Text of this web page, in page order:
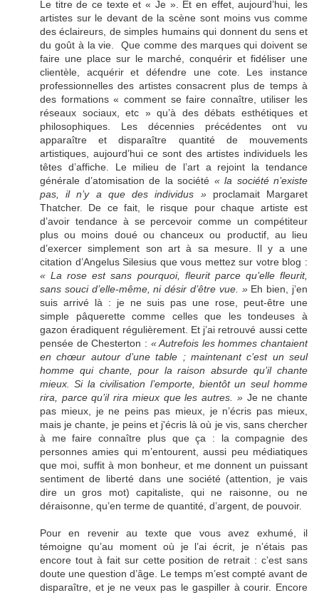
Le titre de ce texte et « Je ». Et en effet, aujourd’hui, les
artistes sur le devant de la scène sont moins vus comme
des éclaireurs, de simples humains qui donnent du sens et
du goût à la vie. Que comme des marques qui doivent se
faire une place sur le marché, conquérir et fidéliser une
clientèle, acquérir et défendre une cote. Les instance
professionnelles des artistes consacrent plus de temps à
des formations « comment se faire connaître, utiliser les
réseaux sociaux, etc » qu’à des débats esthétiques et
philosophiques. Les décennies précédentes ont vu
apparaître et disparaître quantité de mouvements
artistiques, aujourd’hui ce sont des artistes individuels les
têtes d’affiche. Le milieu de l’art a rejoint la tendance
générale d’atomisation de la société « la société n’existe
pas, il n’y a que des individus »proclamait Margaret
Thatcher. De ce fait, le risque pour chaque artiste est
d’avoir tendance à se percevoir comme un compétiteur
plus ou moins doué ou chanceux ou productif, au lieu
d’exercer simplement son art à sa mesure. Il y a une
citation d’Angelus Silesius que vous mettez sur votre blog :
« La rose est sans pourquoi, fleurit parce qu’elle fleurit,
sans souci d’elle-même, ni désir d’être vue. » Eh bien, j’en
suis arrivé là : je ne suis pas une rose, peut-être une
simple pâquerette comme celles que les tondeuses à
gazon éradiquent régulièrement. Et j’ai retrouvé aussi cette
pensée de Chesterton : « Autrefois les hommes chantaient
en chœur autour d’une table ; maintenant c’est un seul
homme qui chante, pour la raison absurde qu’il chante
mieux. Si la civilisation l’emporte, bientôt un seul homme
rira, parce qu’il rira mieux que les autres. »Je ne chante
pas mieux, je ne peins pas mieux, je n’écris pas mieux,
mais je chante, je peins et j'écris là où je vis, sans chercher
à me faire connaître plus que ça : la compagnie des
personnes amies qui m’entourent, aussi peu médiatiques
que moi, suffit à mon bonheur, et me donnent un puissant
sentiment de liberté dans une société (attention, je vais
dire un gros mot) capitaliste, qui ne raisonne, ou ne
déraisonne, qu’en terme de quantité, d’argent, de pouvoir.
Pour en revenir au texte que vous avez exhumé, il
témoigne qu’au moment où je l’ai écrit, je n’étais pas
encore tout à fait sur cette position de retrait : c’est sans
doute une question d’âge. Le temps m’est compté avant de
disparaître, et je ne veux pas le gaspiller à courir. Encore